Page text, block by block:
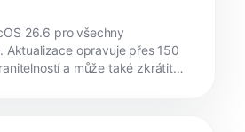
26.6 pro všechny
Aktualizace opravuje přes 150
a může také zkrátit